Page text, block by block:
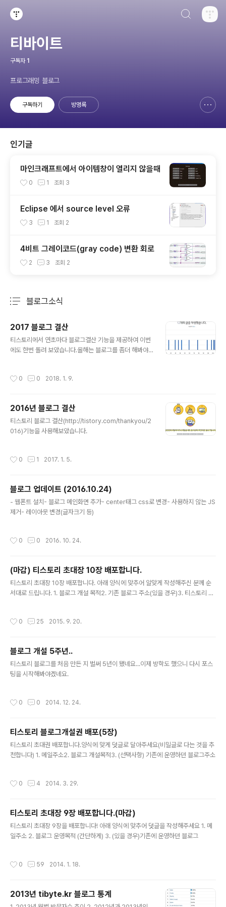
티바이트
구독자 1
프로그래밍 블로그
구독하기 방명록
인기글
마인크래프트에서 아이템창이 열리지 않을때
0 1 조회 3
Eclipse 에서 source level 오류
3 1 조회 2
4비트 그레이코드(gray code) 변환 회로
2 3 조회 2
블로그소식
2017 블로그 결산
티스토리에서 연초마다 블로그결산 기능을 제공하여 이번
에도 한번 돌려 보았습니다.올해는 블로그를 좀더 해봐야
0 0 2018. 1. 9.
2016년 블로그 결산
티스토리 블로그 결산(http://tistory.com/thankyou/2
016)기능을 사용해보았습니다.
0 1 2017. 1. 5.
블로그 업데이트 (2016.10.24)
- 웹폰트 설치- 블로그 메인화면 추가- center태그 css로 변경- 사용하지 않는 JS
제거- 레이아웃 변경(글자크기 등)
0 0 2016. 10. 24.
(마감) 티스토리 초대장 10장 배포합니다.
티스토리 초대장 10장 배포합니다. 아래 양식에 맞추어 알맞게 작성해주신 분께 순
서대로 드립니다. 1. 블로그 개설 목적2. 기존 블로그 주소(있을 경우)3. 티스토리 아
0 25 2015. 9. 20.
블로그 개설 5주년..
티스토리 블로그를 처음 만든 지 벌써 5년이 됐네요...이제 방학도 했으니 다시 포스
팅을 시작해봐야겠네요.
0 0 2014. 12. 24.
티스토리 블로그개설권 배포(5장)
티스토리 초대권 배포합니다.양식에 맞게 덧글로 달아주세요(비밀글로 다는 것을 추
천합니다) 1. 메일주소2. 블로그 개설목적3. (선택사항) 기존에 운영하던 블로그주소
0 4 2014. 3. 29.
티스토리 초대장 9장 배포합니다.(마감)
티스토리 초대장 9장을 배포합니다! 아래 양식에 맞추어 덧글을 작성해주세요 1. 메
일주소 2. 블로그 운영목적 (간단하게) 3. (있을 경우)기존에 운영하던 블로그
0 59 2014. 1. 18.
2013년 tibyte.kr 블로그 통계